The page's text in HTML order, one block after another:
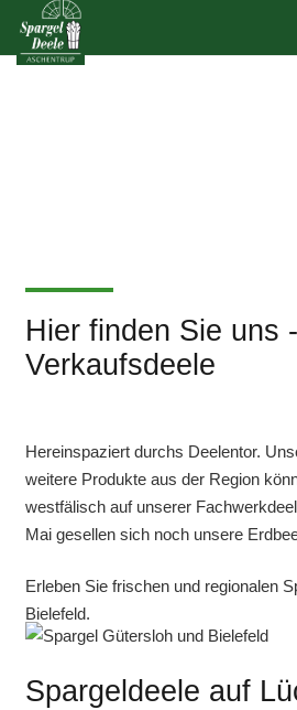
Hier finden Sie uns
Verkaufsdeele
Hereinspaziert durchs Deelentor.
weitere Produkte aus der Region
westfälisch auf unserer
Mai gesellen sich noch unsere
Erleben Sie frischen und regionalen
Bielefeld.
Spargeldeele auf